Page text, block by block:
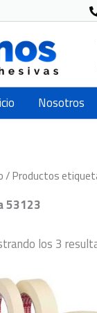
Nosotros
/ Productos
53123
los 3